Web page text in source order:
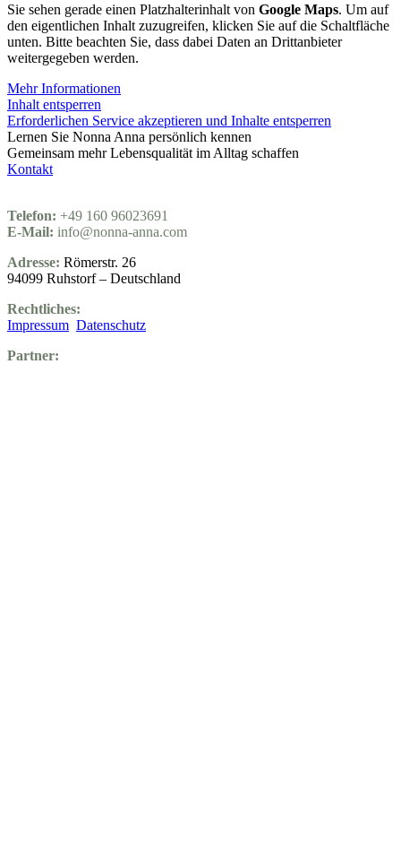
Sie sehen gerade einen Platzhalterinhalt von Google Maps. Um auf
den eigentlichen Inhalt zuzugreifen, klicken Sie auf die Schaltfläche
unten. Bitte beachten Sie, dass dabei Daten an Drittanbieter
weitergegeben werden.
Mehr Informationen
Inhalt entsperren
Erforderlichen Service akzeptieren und Inhalte entsperren
Lernen Sie Nonna Anna persönlich kennen
Gemeinsam mehr Lebensqualität im Alltag schaffen
Kontakt
Telefon: +49 160 96023691
E-Mail: info@nonna-anna.com
Adresse: Römerstr. 26
94099 Ruhstorf – Deutschland
Rechtliches:
Impressum Datenschutz
Partner: